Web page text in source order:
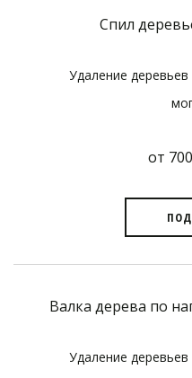
Спил
Удаление
от
Валка дерева по
Удаление